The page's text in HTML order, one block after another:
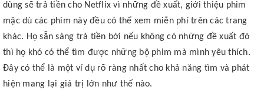
dùng sẽ trả tiền cho Netflix vì những đề xuất, giới thiệu phim
mặc dù các phim này đều có thể xem miễn phí trên các trang
khác. Họ sẵn sàng trả tiền bởi nếu không có những đề xuất đó
thì họ khó có thể tìm được những bộ phim mà mình yêu thích.
Đây có thể là một ví dụ rõ ràng nhất cho khả năng tìm và phát
hiện mang lại giá trị lớn như thế nào.